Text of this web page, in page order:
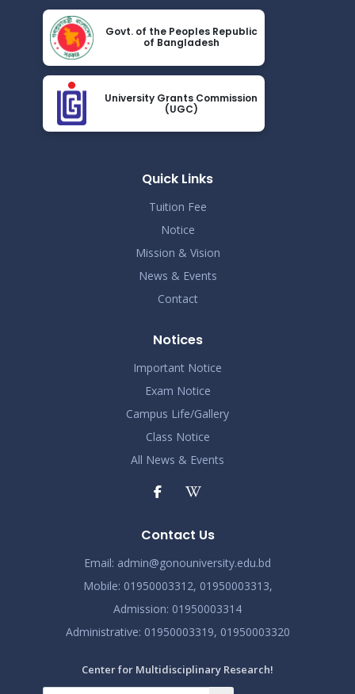
Nov 19
2024
কোরাল ইগার শিক্ষা বৃত্তিতে মনোনিত শিক্ষার্থীদের নামের তালিকাঃ
Read More
Nov 19
2024
ধূমপান, পান সেবন করা ও মাদক সেবন করা সম্পূর্ণ নিষিদ্ধ।
Read More
Govt. of the Peoples Republic
of Bangladesh
University Grants Commission
(UGC)
Quick Links
Tuition Fee
Notice
Mission & Vision
News & Events
Contact
Notices
Important Notice
Exam Notice
Campus Life/Gallery
Class Notice
All News & Events
Contact Us
Email: admin@gonouniversity.edu.bd
Mobile: 01950003312, 01950003313,
Admission: 01950003314
Administrative: 01950003319, 01950003320
Center for Multidisciplinary Research!